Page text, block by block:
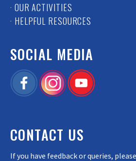
· OUR ACTIVITIES
· HELPFUL RESOURCES
SOCIAL MEDIA
CONTACT US
If you have feedback or queries,